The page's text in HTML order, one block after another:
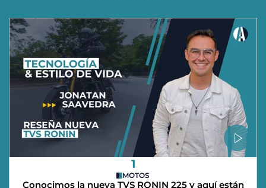
1
MOTOS
Conocimos la nueva TVS RONIN 225 y aquí están